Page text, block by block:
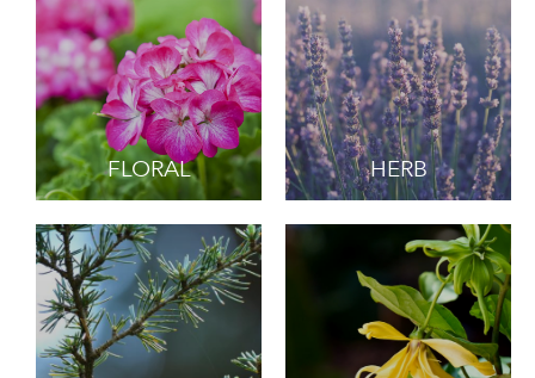
BEST 10
CITRUS
FLORAL
HERB
WOODY
EXOTIC
RESIN
■香りの定期便
FLORAL HERB